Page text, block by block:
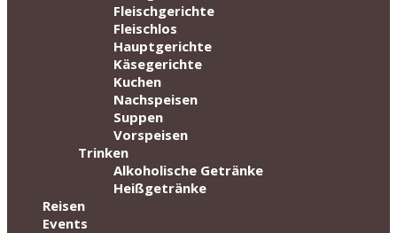
Fleischgerichte
Fleischlos
Hauptgerichte
Käsegerichte
Kuchen
Nachspeisen
Suppen
Vorspeisen
Trinken
Alkoholische Getränke
Heißgetränke
Reisen
Events